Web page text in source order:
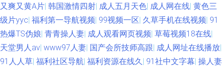
逼视频 国产精品1区2区 www男人天堂 第一福利在线导航 狼友社区 欧洲综
合色网 欧美在线cn 白丝喷水喷浆 国产在线91网站 欧美性爱第九页
又爽又黄A片| 韩国激情四射| 成人五月天色| 成人网在线| 黄色三
级片yyc| 福利第一导航视频| 99视频一区| 久草手机在线视频| 91
热爆TS伪娘| 青青操人妻| 成人观看网页视频| 草莓视频18在线|
天堂男人av| www97人妻| 国产会所技师高跟| 成人网址在线播放|
91人人草| 福利社区导航| 福利资源在线久| 91社中文字幕| 操人妻